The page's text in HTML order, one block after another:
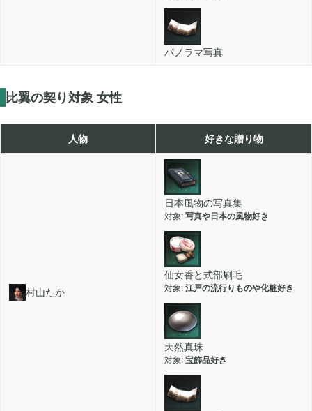
パノラマ写真
比翼の契り対象 女性
人物 好きな贈り物
村山たか
日本風物の写真集
写真や日本の風物好き
仙女香と式部刷毛
江戸の流行りものや化粧好き
天然真珠
宝飾品好き